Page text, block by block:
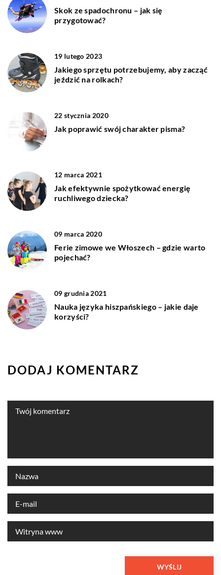
Skok ze spadochronu – jak się
przygotować?
19 lutego 2023
Jakiego sprzętu potrzebujemy, aby zacząć
jeździć na rolkach?
22 stycznia 2020
Jak poprawić swój charakter pisma?
12 marca 2021
Jak efektywnie spożytkować energię
ruchliwego dziecka?
09 marca 2020
Ferie zimowe we Włoszech – gdzie warto
pojechać?
09 grudnia 2021
Nauka języka hiszpańskiego – jakie daje
korzyści?
DODAJ KOMENTARZ